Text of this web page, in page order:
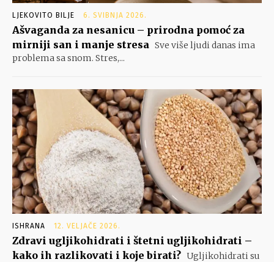
LJEKOVITO BILJE 6. SVIBNJA 2026.
Ašvaganda za nesanicu – prirodna pomoć za
mirniji san i manje stresa Sve više ljudi danas ima
problema sa snom. Stres,...
ISHRANA 12. VELJAČE 2026.
Zdravi ugljikohidrati i štetni ugljikohidrati –
kako ih razlikovati i koje birati? Ugljikohidrati su